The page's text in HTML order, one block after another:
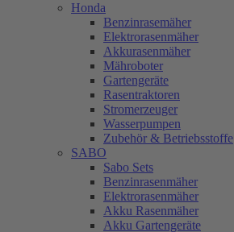
Honda
Benzinrasemäher
Elektrorasenmäher
Akkurasenmäher
Mähroboter
Gartengeräte
Rasentraktoren
Stromerzeuger
Wasserpumpen
Zubehör & Betriebsstoffe
SABO
Sabo Sets
Benzinrasenmäher
Elektrorasenmäher
Akku Rasenmäher
Akku Gartengeräte